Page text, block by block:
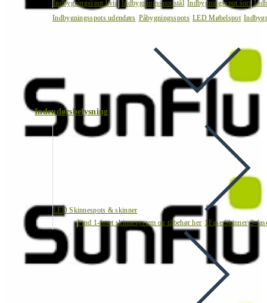
Indbygningsspot hvid Indbygningsspot stål Indbygningsspot sort
Indbygningsspots udendørs Påbygningsspots LED Møbelspot
Indendørsbelysning
LED Skinnespots & skinner
Find 1-faset skinnesystem og tilbehør her 1Fase Skinner 3-